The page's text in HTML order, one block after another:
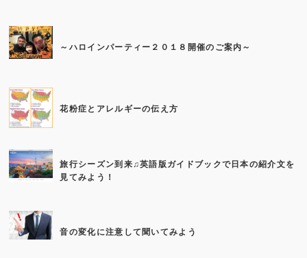
～ハロインパーティー２０１８開催のご案内～
花粉症とアレルギーの伝え方
旅行シーズン到来♫英語版ガイドブックで日本の紹介文を
見てみよう！
音の変化に注意して聞いてみよう